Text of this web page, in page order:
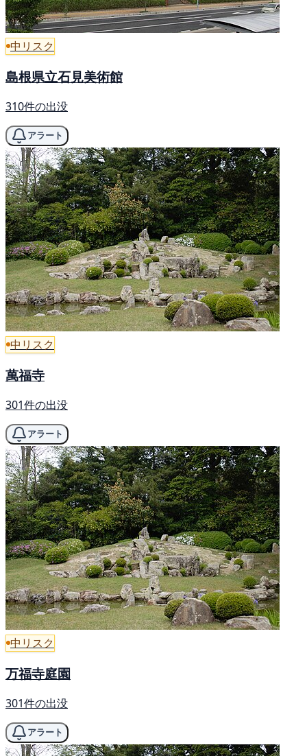
中リスク
島根県立石見美術館
310件の出没
アラート
中リスク
萬福寺
301件の出没
アラート
中リスク
万福寺庭園
301件の出没
アラート